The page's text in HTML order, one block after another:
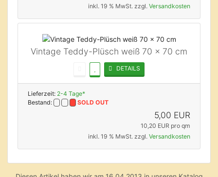
inkl. 19 % MwSt. zzgl. Versandkosten
Vintage Teddy-Plüsch weiß 70 x 70 cm
DETAILS
Lieferzeit: 2-4 Tage*
Bestand:
SOLD OUT
5,00 EUR
10,20 EUR pro qm
inkl. 19 % MwSt. zzgl. Versandkosten